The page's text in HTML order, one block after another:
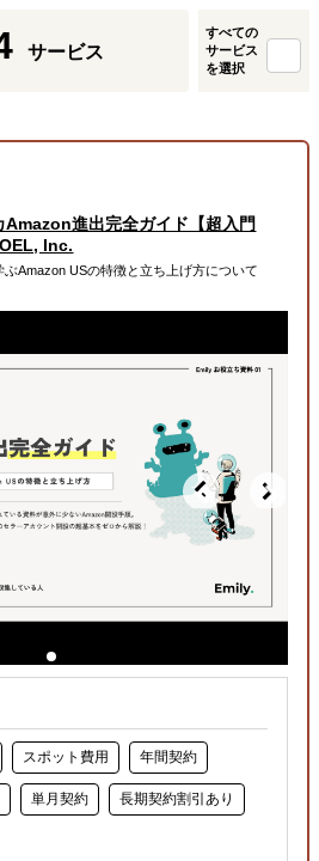
サービス
すべての
サービス
を選択
Amazon進出完全ガイド【超入門
Inc.
ぶAmazon USの特徴と立ち上げ方について
スポット費用 年間契約
単月契約 長期契約割引あり